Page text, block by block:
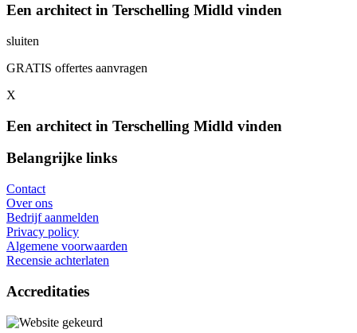
Een architect in Terschelling Midld vinden
sluiten
GRATIS offertes aanvragen
X
Een architect in Terschelling Midld vinden
Belangrijke links
Contact
Over ons
Bedrijf aanmelden
Privacy policy
Algemene voorwaarden
Recensie achterlaten
Accreditaties